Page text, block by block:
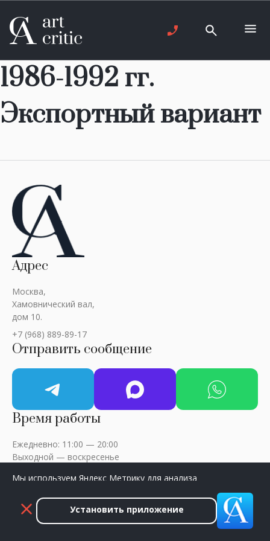
1986-1992 гг.
Экспортный вариант
Адрес
Москва,
Хамовнический вал,
дом 10.
+7 (968) 889-89-17
Отправить сообщение
Время работы
Ежедневно: 11:00 — 20:00
Выходной — воскресенье
ART-CRITIC © 2018 - 2026 / Все права защищены
Установить приложение
Мы используем Яндекс Метрику для анализа
разрешить сбор данных.